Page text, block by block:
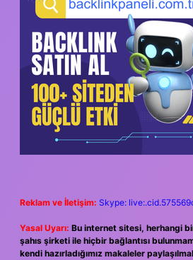
Reklam ve İletişim: Skype:
Yasal Uyarı: Bu internet sitesi, herhangi
şahıs şirketi ile hiçbir bağlantısı
kendi hazırladığımız makaleler